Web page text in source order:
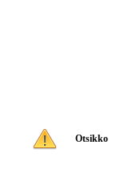
Otsikko